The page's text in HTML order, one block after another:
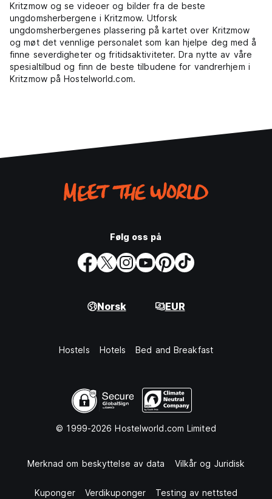
Kritzmow og se videoer og bilder fra de beste
ungdomsherbergene i Kritzmow. Utforsk
ungdomsherbergenes plassering på kartet over Kritzmow
og møt det vennlige personalet som kan hjelpe deg med å
finne severdigheter og fritidsaktiviteter. Dra nytte av våre
spesialtilbud og finn de beste tilbudene for vandrerhjem i
Kritzmow på Hostelworld.com.
Følg oss på
Norsk EUR
Hostels Hotels Bed and Breakfast
© 1999-2026 Hostelworld.com Limited
Merknad om beskyttelse av data Vilkår og Juridisk
Kuponger Verdikuponger Testing av nettsted